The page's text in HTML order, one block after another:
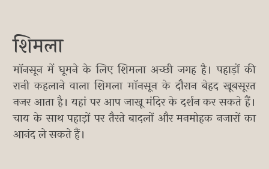
शिमला
मॉनसून में घूमने के लिए शिमला अच्छी जगह है। पहाड़ों की
रानी कहलाने वाला शिमला मॉनसून के दौरान बेहद खूबसूरत
नजर आता है। यहां पर आप जाखू मंदिर के दर्शन कर सकते हैं।
चाय के साथ पहाड़ों पर तैरते बादलों और मनमोहक नजारों का
आनंद ले सकते हैं।